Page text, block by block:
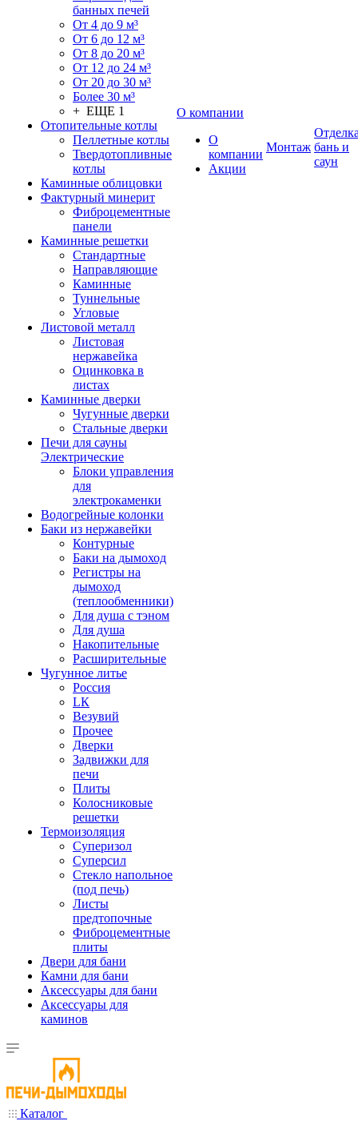
банных печей
От 4 до 9 м³
От 6 до 12 м³
От 8 до 20 м³
От 12 до 24 м³
От 20 до 30 м³
Более 30 м³
+ ЕЩЕ 1
Отопительные котлы
Пеллетные котлы
Твердотопливные
котлы
Каминные облицовки
Фактурный минерит
Фиброцементные
панели
Каминные решетки
Стандартные
Направляющие
Каминные
Туннельные
Угловые
Листовой металл
Листовая
нержавейка
Оцинковка в
листах
Каминные дверки
Чугунные дверки
Стальные дверки
Печи для сауны
Электрические
Блоки управления
для
электрокаменки
Водогрейные колонки
Баки из нержавейки
Контурные
Баки на дымоход
Регистры на
дымоход
(теплообменники)
Для душа с тэном
Для душа
Накопительные
Расширительные
Чугунное литье
Россия
LК
Везувий
Прочее
Дверки
Задвижки для
печи
Плиты
Колосниковые
решетки
Термоизоляция
Суперизол
Суперсил
Стекло напольное
(под печь)
Листы
предтопочные
Фиброцементные
плиты
Двери для бани
Камни для бани
Аксессуары для бани
Аксессуары для
каминов
О компании
О
компании
Акции
Монтаж бань и
саун
Каталог